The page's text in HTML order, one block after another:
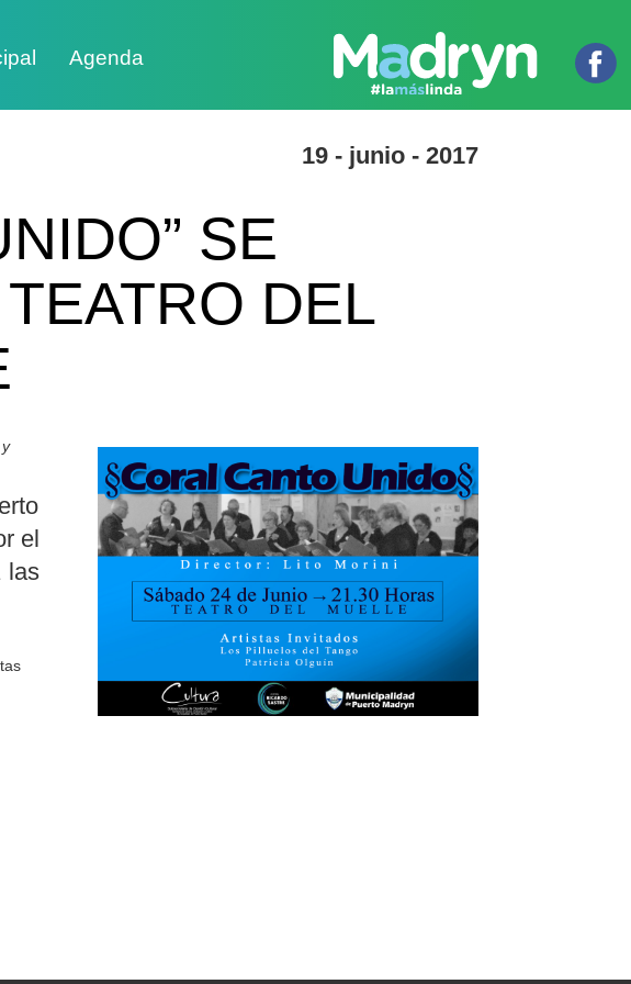
Agenda
19 - junio - 2017
SE
DEL
el
las